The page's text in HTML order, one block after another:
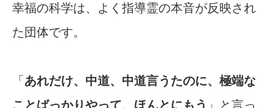
幸福の科学は、よく指導霊の本音が反映され
た団体です。
「 あれだけ、中道、中道言うたのに、極端な
ことばっかりやって、ほんとにもう 」と言っ